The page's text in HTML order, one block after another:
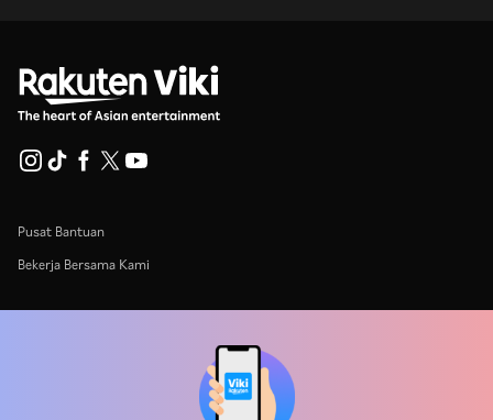
Pusat Bantuan
Bekerja Bersama Kami